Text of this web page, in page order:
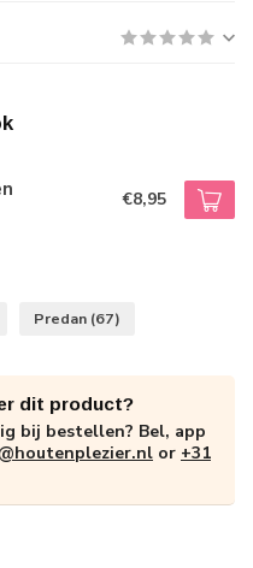
€8,95
Predan (67)
dit product?
bij bestellen? Bel, app
or +31